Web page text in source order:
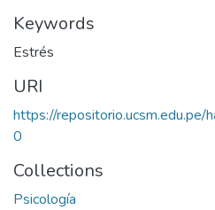
Keywords
Estrés
URI
https://
0
Collections
Psicología